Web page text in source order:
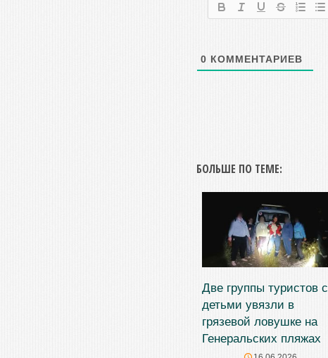
0 КОММЕНТАРИЕВ
БОЛЬШЕ ПО ТЕМЕ:
Две группы туристов с
детьми увязли в
грязевой ловушке на
Генеральских пляжах